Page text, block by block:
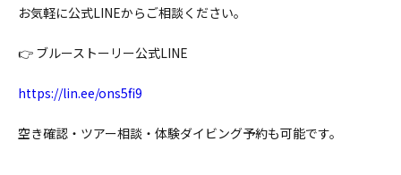
お気軽に公式LINEからご相談ください。
👉 ブルーストーリー公式LINE
https://lin.ee/ons5fi9
空き確認・ツアー相談・体験ダイビング予約も可能です。